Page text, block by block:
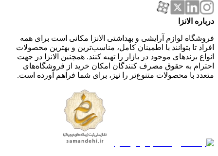
درباره الانزا
فروشگاه لوازم آرایشی و بهداشتی الانزا مکانی است برای همه
افراد تا بتوانند با اطمینان کامل، مناسب‌ترین و بهترین محصولات
انواع برندهای موجود در بازار را تهیه کنند. همچنین الانزا در جهت
احترام به حقوق مصرف کنندگان امکان خرید از فروشگاه‌های
متعدد با محصولات متنوع‌تر را نیز، برای شما فراهم آورده است.